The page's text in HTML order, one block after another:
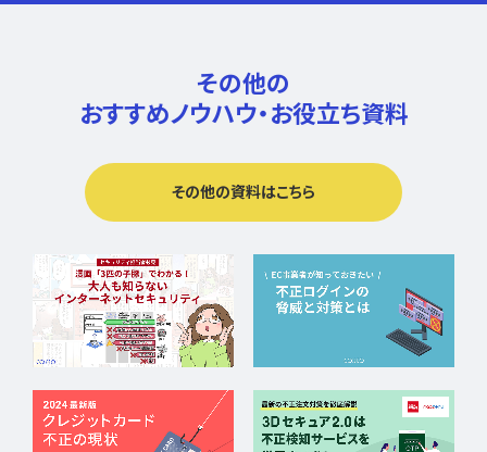
その他の
おすすめノウハウ・ お役立ち資料
その他の資料はこちら